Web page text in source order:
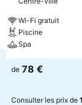
Wi-Fi gratuit
Piscine
Spa
de 78 €
Consulter les prix de